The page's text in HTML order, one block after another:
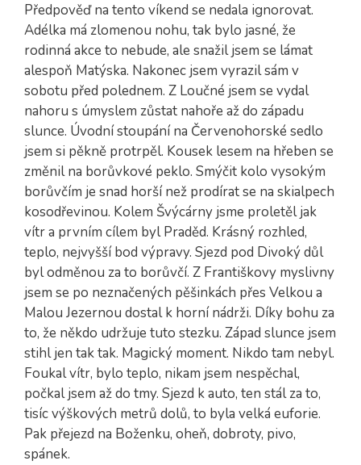
Předpověď na tento víkend se nedala ignorovat.
Adélka má zlomenou nohu, tak bylo jasné, že
rodinná akce to nebude, ale snažil jsem se lámat
alespoň Matýska. Nakonec jsem vyrazil sám v
sobotu před polednem. Z Loučné jsem se vydal
nahoru s úmyslem zůstat nahoře až do západu
slunce. Úvodní stoupání na Červenohorské sedlo
jsem si pěkně protrpěl. Kousek lesem na hřeben se
změnil na borůvkové peklo. Smýčit kolo vysokým
borůvčím je snad horší než prodírat se na skialpech
kosodřevinou. Kolem Švýcárny jsme proletěl jak
vítr a prvním cílem byl Praděd. Krásný rozhled,
teplo, nejvyšší bod výpravy. Sjezd pod Divoký důl
byl odměnou za to borůvčí. Z Františkovy myslivny
jsem se po neznačených pěšinkách přes Velkou a
Malou Jezernou dostal k horní nádrži. Díky bohu za
to, že někdo udržuje tuto stezku. Západ slunce jsem
stihl jen tak tak. Magický moment. Nikdo tam nebyl.
Foukal vítr, bylo teplo, nikam jsem nespěchal,
počkal jsem až do tmy. Sjezd k auto, ten stál za to,
tisíc výškových metrů dolů, to byla velká euforie.
Pak přejezd na Boženku, oheň, dobroty, pivo,
spánek.